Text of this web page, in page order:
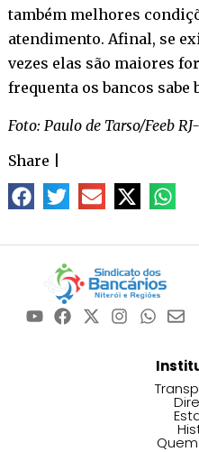
também melhores
atendimento. Afinal, se
vezes elas são maiores
frequenta os bancos sabe
Foto: Paulo de Tarso/Feeb
Share